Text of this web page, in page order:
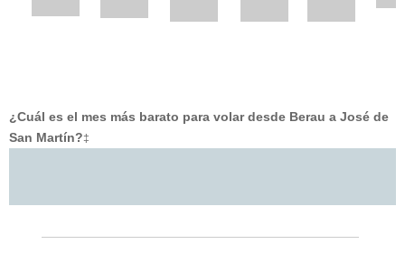
¿Cuál es el mes más barato para volar desde Berau a José de
San Martín?‡